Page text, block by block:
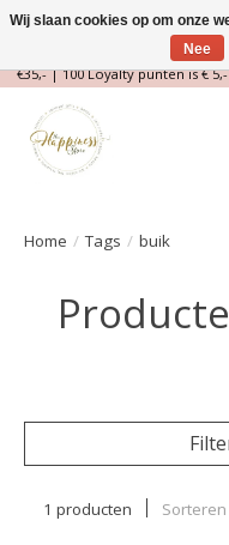
Magische Conceptstore,
€35,- | 100 Loyalty punten is €
Home / Tags / buik
1 producten
Wij slaan cookies op om onze
Nee